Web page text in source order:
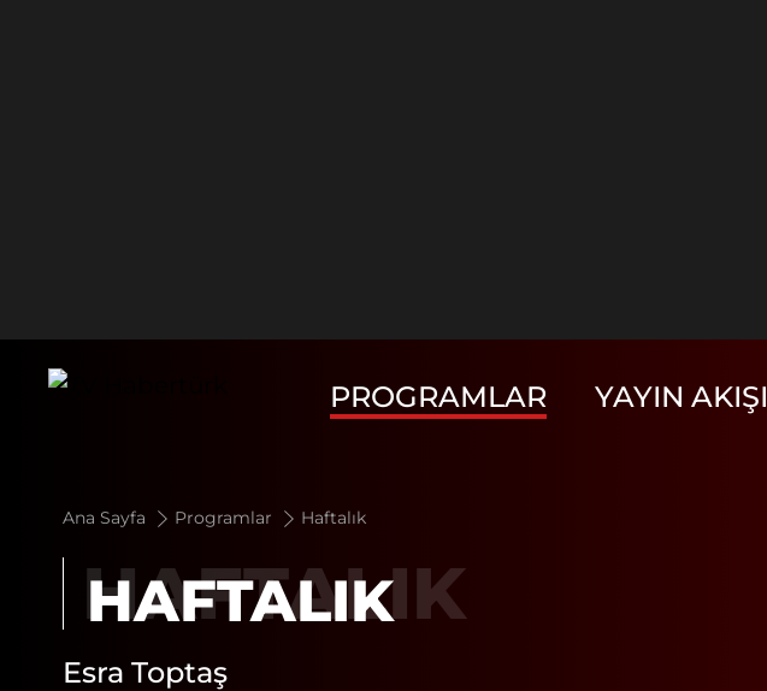
PROGRAMLAR YAYIN AKIŞI
Ana Sayfa Programlar Haftalık
HAFTALIK
Esra Toptaş